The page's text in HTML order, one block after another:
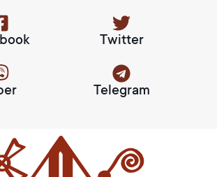
Twitter
Telegram